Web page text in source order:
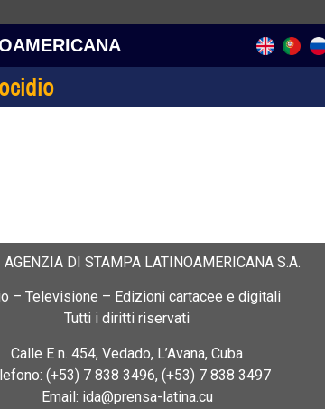
DI STAMPA LATINOAMERICANA S.A.
– Televisione – Edizioni cartacee e digitali
Tutti i diritti riservati
Calle E n. 454, Vedado, L’Avana, Cuba
(+53) 7 838 3496, (+53) 7 838 3497
Email: ida@prensa-latina.cu